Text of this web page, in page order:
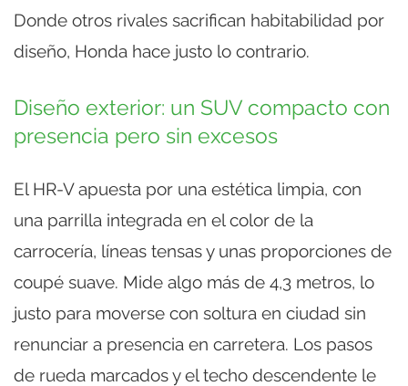
Donde otros rivales sacrifican habitabilidad por
diseño, Honda hace justo lo contrario.
Diseño exterior: un SUV compacto con
presencia pero sin excesos
El HR-V apuesta por una estética limpia, con
una parrilla integrada en el color de la
carrocería, líneas tensas y unas proporciones de
coupé suave. Mide algo más de 4,3 metros, lo
justo para moverse con soltura en ciudad sin
renunciar a presencia en carretera. Los pasos
de rueda marcados y el techo descendente le